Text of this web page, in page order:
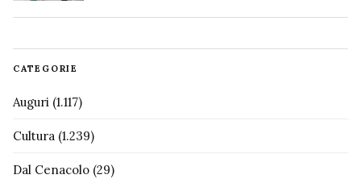
CATEGORIE
Auguri (1.117)
Cultura (1.239)
Dal Cenacolo (29)